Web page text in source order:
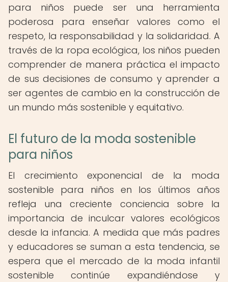
para niños puede ser una herramienta
poderosa para enseñar valores como el
respeto, la responsabilidad y la solidaridad. A
través de la ropa ecológica, los niños pueden
comprender de manera práctica el impacto
de sus decisiones de consumo y aprender a
ser agentes de cambio en la construcción de
un mundo más sostenible y equitativo.
El futuro de la moda sostenible
para niños
El crecimiento exponencial de la moda
sostenible para niños en los últimos años
refleja una creciente conciencia sobre la
importancia de inculcar valores ecológicos
desde la infancia. A medida que más padres
y educadores se suman a esta tendencia, se
espera que el mercado de la moda infantil
sostenible continúe expandiéndose y